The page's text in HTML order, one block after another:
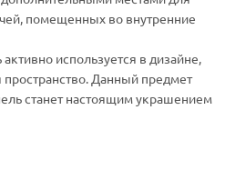
помещенных во внутренние
используется в дизайне,
Данный предмет
станет настоящим украшением